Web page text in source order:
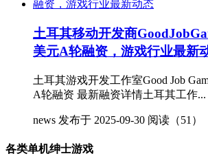
土耳其移动开发商
美元A轮融资，游戏行业最新
土耳其游戏开发工作室Good Job
A轮融资 最新融资详情土耳其工作...
news 发布于 2025-09-30 阅读（51）
各类单机绅士游戏